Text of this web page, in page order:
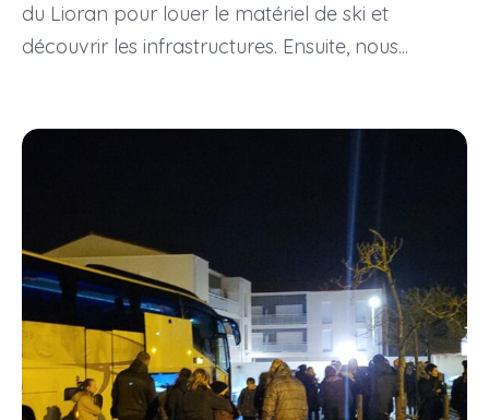
du Lioran pour louer le matériel de ski et
découvrir les infrastructures. Ensuite, nous...